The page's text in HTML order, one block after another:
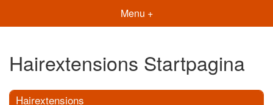
Menu +
Hairextensions Startpagina
Hairextensions